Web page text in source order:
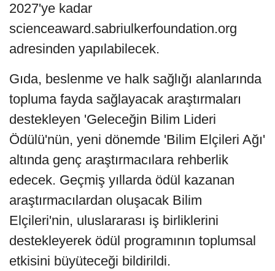
2027'ye kadar
scienceaward.sabriulkerfoundation.org
adresinden yapılabilecek.
Gıda, beslenme ve halk sağlığı alanlarında
topluma fayda sağlayacak araştırmaları
destekleyen 'Geleceğin Bilim Lideri
Ödülü'nün, yeni dönemde 'Bilim Elçileri Ağı'
altında genç araştırmacılara rehberlik
edecek. Geçmiş yıllarda ödül kazanan
araştırmacılardan oluşacak Bilim
Elçileri'nin, uluslararası iş birliklerini
destekleyerek ödül programının toplumsal
etkisini büyüteceği bildirildi.